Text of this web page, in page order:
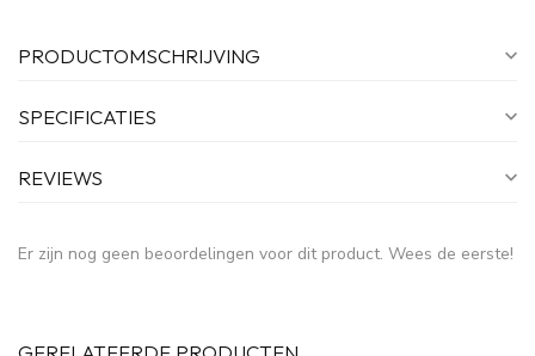
PRODUCTOMSCHRIJVING
SPECIFICATIES
REVIEWS
Er zijn nog geen beoordelingen voor dit product. Wees de eerste!